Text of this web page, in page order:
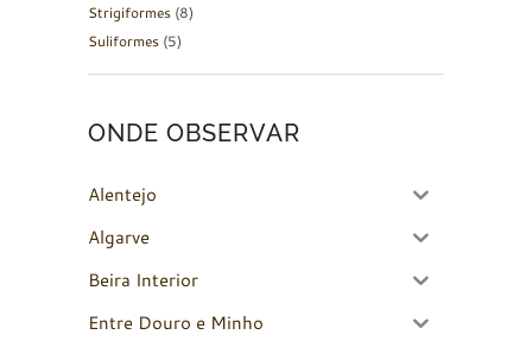
Strigiformes (8)
Suliformes (5)
ONDE OBSERVAR
Alentejo
Algarve
Beira Interior
Entre Douro e Minho